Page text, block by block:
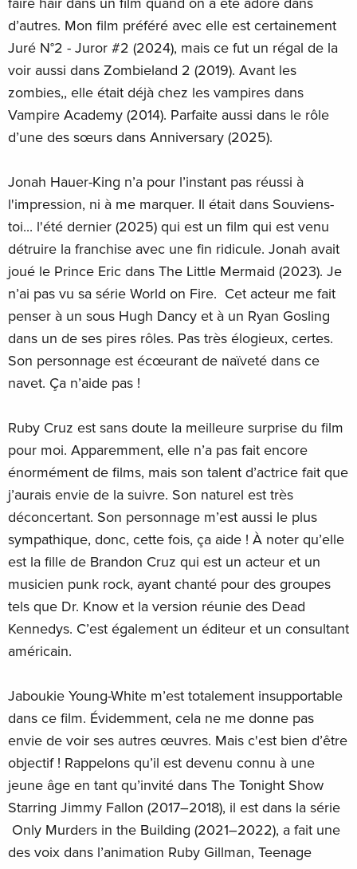
d’autres. Mon film préféré avec elle est certainement
Juré N°2 - Juror #2 (2024), mais ce fut un régal de la
voir aussi dans Zombieland 2 (2019). Avant les
zombies,, elle était déjà chez les vampires dans
Vampire Academy (2014). Parfaite aussi dans le rôle
d’une des sœurs dans Anniversary (2025).
Jonah Hauer-King n’a pour l’instant pas réussi à
l'impression, ni à me marquer. Il était dans Souviens-
toi... l'été dernier (2025) qui est un film qui est venu
détruire la franchise avec une fin ridicule. Jonah avait
joué le Prince Eric dans The Little Mermaid (2023). Je
n’ai pas vu sa série World on Fire. Cet acteur me fait
penser à un sous Hugh Dancy et à un Ryan Gosling
dans un de ses pires rôles. Pas très élogieux, certes.
Son personnage est écœurant de naïveté dans ce
navet. Ça n’aide pas !
Ruby Cruz est sans doute la meilleure surprise du film
pour moi. Apparemment, elle n’a pas fait encore
énormément de films, mais son talent d’actrice fait que
j’aurais envie de la suivre. Son naturel est très
déconcertant. Son personnage m’est aussi le plus
sympathique, donc, cette fois, ça aide ! À noter qu’elle
est la fille de Brandon Cruz qui est un acteur et un
musicien punk rock, ayant chanté pour des groupes
tels que Dr. Know et la version réunie des Dead
Kennedys. C’est également un éditeur et un consultant
américain.
Jaboukie Young-White m’est totalement insupportable
dans ce film. Évidemment, cela ne me donne pas
envie de voir ses autres œuvres. Mais c'est bien d’être
objectif ! Rappelons qu’il est devenu connu à une
jeune âge en tant qu’invité dans The Tonight Show
Starring Jimmy Fallon (2017–2018), il est dans la série
Only Murders in the Building (2021–2022), a fait une
des voix dans l’animation Ruby Gillman, Teenage